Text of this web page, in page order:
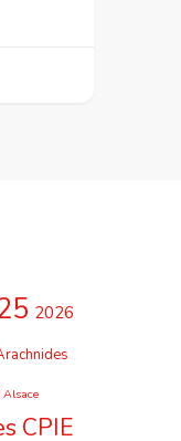
2026
Alsace
CPIE